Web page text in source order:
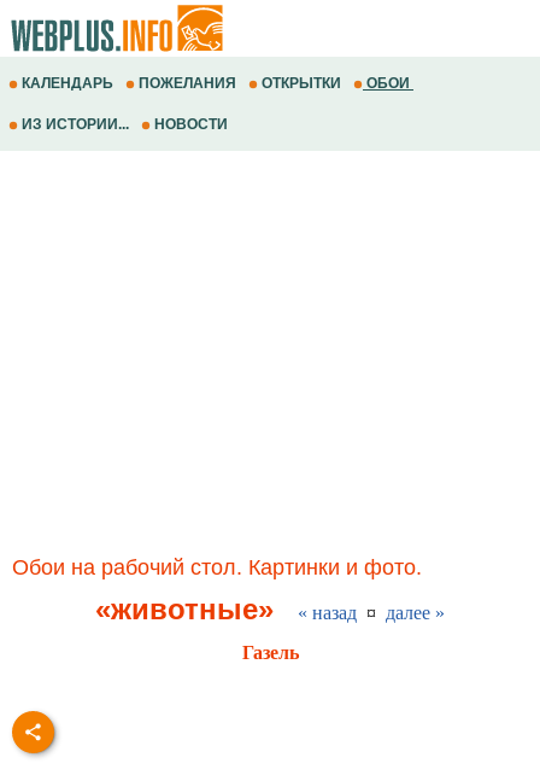
КАЛЕНДАРЬ ПОЖЕЛАНИЯ ОТКРЫТКИ ОБОИ
ИЗ ИСТОРИИ... НОВОСТИ
Обои на рабочий стол. Картинки и фото.
«животные» « назад ¤ далее »
Газель